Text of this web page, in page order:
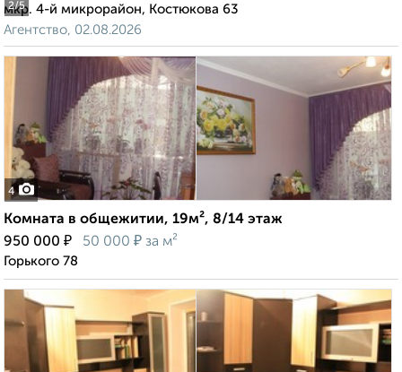
2/5
мкр. 4-й микрорайон, Костюкова 63
Агентство, 02.08.2026
4
Комната в общежитии, 19м², 8/14 этаж
950 000 ₽ 50 000 ₽ за м²
Горького 78